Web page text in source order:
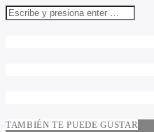
TAMBIÉN TE PUEDE GUSTAR